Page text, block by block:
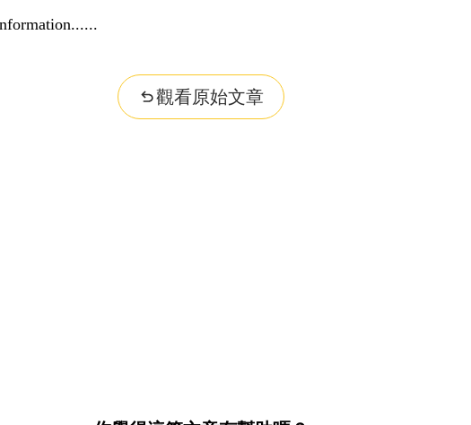
觀看原始文章